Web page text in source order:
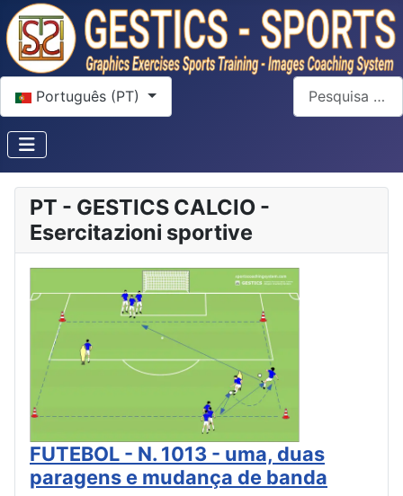
Escolha o seu idioma
Português (PT)
Pesquisar
PT - GESTICS CALCIO -
Esercitazioni sportive
FUTEBOL - N. 1013 - uma, duas
paragens e mudança de banda